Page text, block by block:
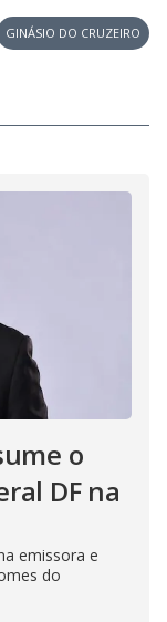
GINÁSIO DO CRUZEIRO
o
DF na
emissora e
do